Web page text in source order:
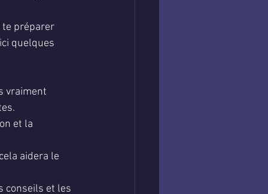
te préparer
quelques
vraiment
et la
aidera le
conseils et les